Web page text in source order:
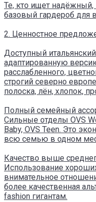
Те, кто ищет
базовый гардероб для
2. Ценностное
Доступный
адаптированную
расслабленного,
строгий северно
полоска, лён, хлопок,
Полный семейный
Сильные отделы OVS
Baby, OVS Teen. Это
всю семью в одном
Качество выше
Использование
внимательное
более качественная
fashion гигантам.